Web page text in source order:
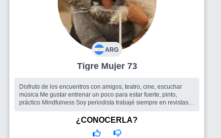
ARG
Tigre Mujer 73
Disfruto de los encuentros con amigos, teatro, cine, escuchar
música Me gustar entrenar un poco para estar fuerte, pinto,
práctico Mindfulness Soy periodista trabajé siempre en revistas
Amigos para salir , un hombre
¿CONOCERLA?